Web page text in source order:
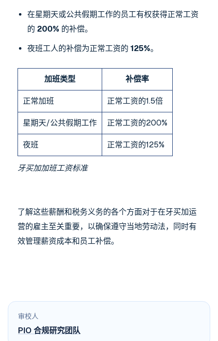
在星期天或公共假期工作的员工有权获得正常工资
的 200% 的补偿。
夜班工人的补偿为正常工资的 125%。
加班类型 补偿率
正常加班 正常工资的1.5倍
星期天/公共假期工作 正常工资的200%
夜班 正常工资的125%
牙买加加班工资标准
了解这些薪酬和税务义务的各个方面对于在牙买加运
营的雇主至关重要，以确保遵守当地劳动法，同时有
效管理薪资成本和员工补偿。
审校人
PIO 合规研究团队